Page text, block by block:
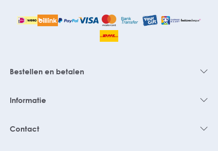
Bestellen en betalen
Informatie
Contact